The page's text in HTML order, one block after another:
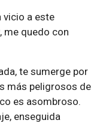
vicio a este
, me quedo con
te sumerge por
más peligrosos de
es asombroso.
enseguida